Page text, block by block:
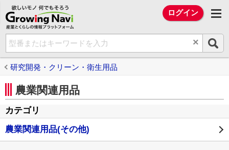
欲しいモノ 何でもそろう Growing Navi（
ログイン
×
研究開発・クリーン・衛生用品
農業関連用品
カテゴリ
農業関連用品(その他)